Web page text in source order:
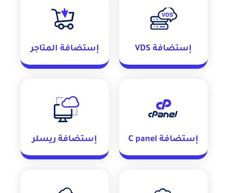
إستضافة VDS إستضافة المتاجر
إستضافة C panel إستضافة ريسلر